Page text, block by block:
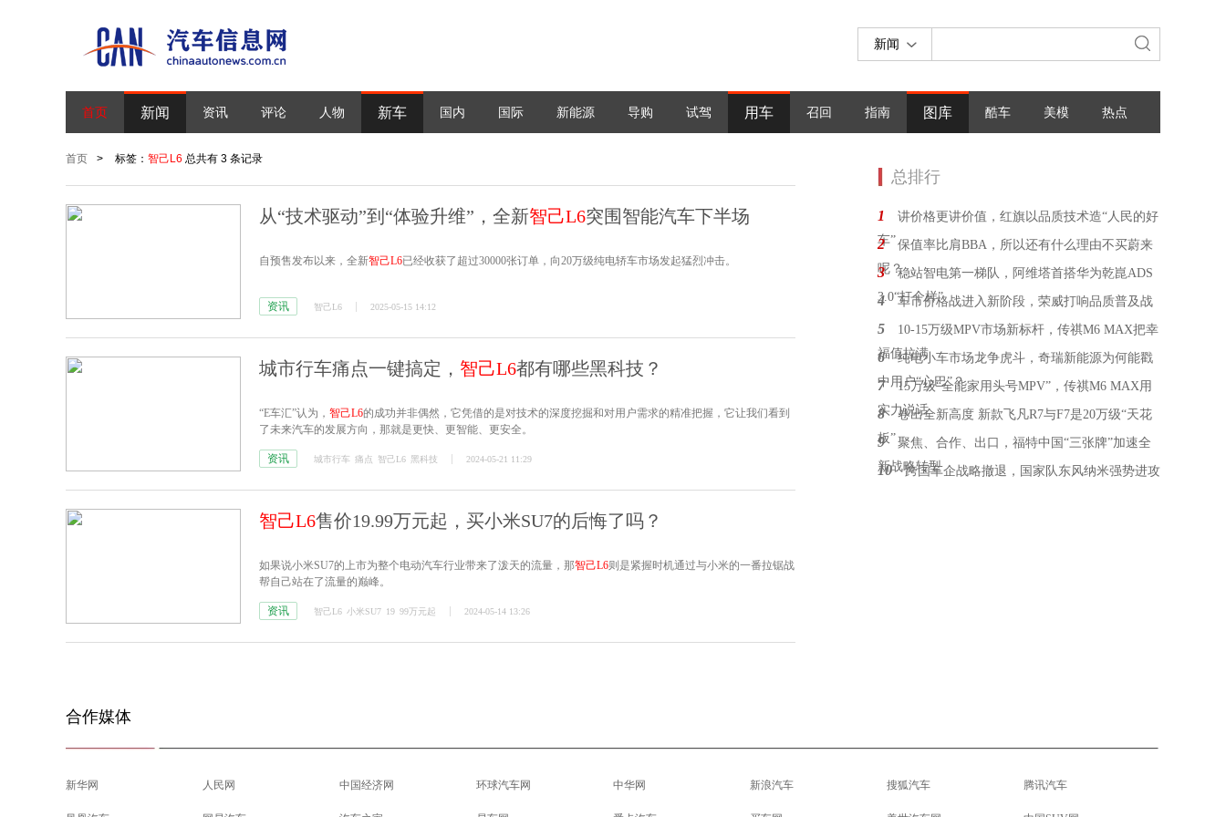
新闻
首页 新闻 资讯 评论 人物 新车 国内 国际 新能源 导购 试驾 用车 召回 指南 图库 酷车 美模 热点
首页 > 标签： 智己L6 总共有 3 条记录
从“技术驱动”到“体验升维”，全新智己L6突围智能汽车下半场
自预售发布以来，全新智己L6已经收获了超过30000张订单，向20万级纯电轿车市场发起猛烈冲击。
资讯 智己L6 2025-05-15 14:12
城市行车痛点一键搞定， 智己L6都有哪些黑科技？
“E车汇”认为， 智己L6的成功并非偶然，它凭借的是对技术的深度挖掘和对用户需求的精准把握，它让我们看到
了未来汽车的发展方向，那就是更快、更智能、更安全。
资讯 城市行车 痛点 智己L6 黑科技 2024-05-21 11:29
智己L6售价19.99万元起，买小米SU7的后悔了吗？
如果说小米SU7的上市为整个电动汽车行业带来了泼天的流量，那智己L6则是紧握时机通过与小米的一番拉锯战
帮自己站在了流量的巅峰。
资讯 智己L6 小米SU7 19 99万元起 2024-05-14 13:26
总排行
1
讲价格更讲价值，红旗以品质技术造“人民的好
车”
2
保值率比肩BBA，所以还有什么理由不买蔚来
呢？
3
稳站智电第一梯队，阿维塔首搭华为乾崑ADS
3.0“打个样”
4 车市价格战进入新阶段，荣威打响品质普及战
5
10-15万级MPV市场新标杆，传祺M6 MAX把幸
福值拉满
6
纯电小车市场龙争虎斗，奇瑞新能源为何能戳
中用户“心巴”？
7
15万级“全能家用头号MPV”，传祺M6 MAX用
实力说话
8
卷出全新高度 新款飞凡R7与F7是20万级“天花
板”
9
聚焦、合作、出口，福特中国“三张牌”加速全
新战略转型
10 跨国车企战略撤退，国家队东风纳米强势进攻
合作媒体
新华网 人民网 中国经济网 环球汽车网 中华网 新浪汽车 搜狐汽车 腾讯汽车